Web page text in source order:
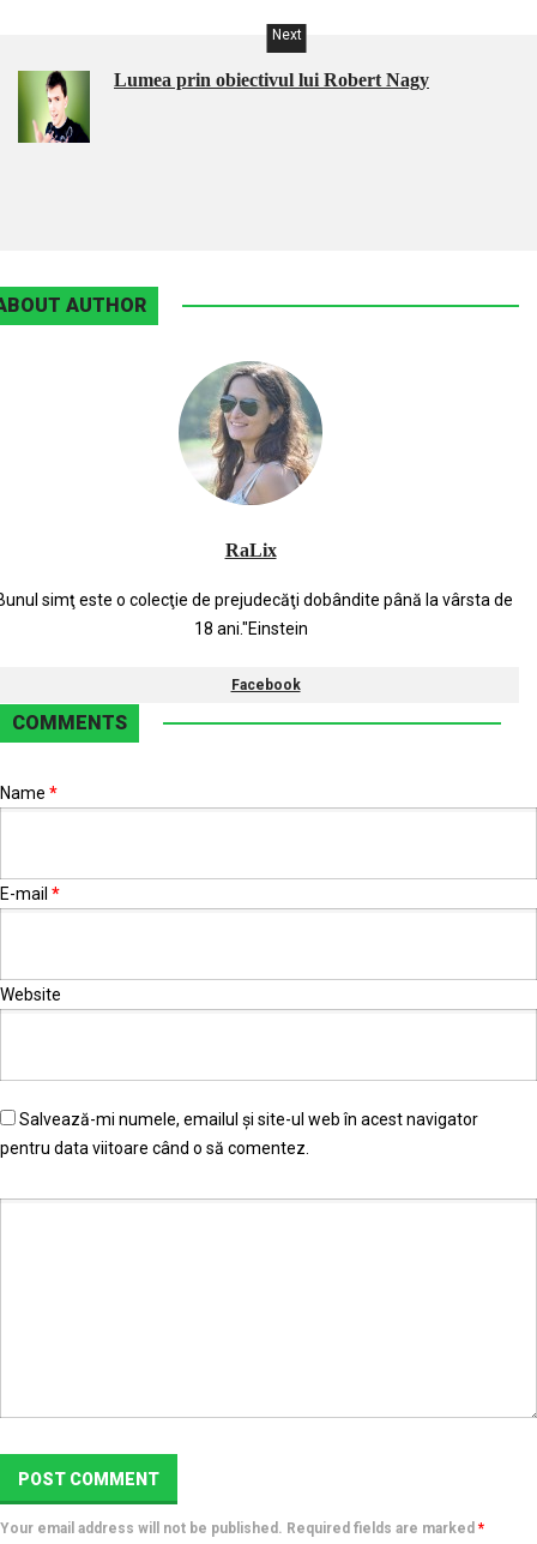
Next
Lumea prin obiectivul lui Robert Nagy
AUTHOR
RaLix
simţ este o colecţie de prejudecăţi dobândite până la vârsta de
18 ani."Einstein
Facebook
COMMENTS
Name *
E-mail *
Website
Salvează-mi numele, emailul și site-ul web în acest navigator
pentru data viitoare când o să comentez.
Your email address will not be published. Required fields are marked *